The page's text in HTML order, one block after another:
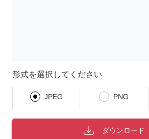
形式を選択してください
JPEG PNG
ダウンロード